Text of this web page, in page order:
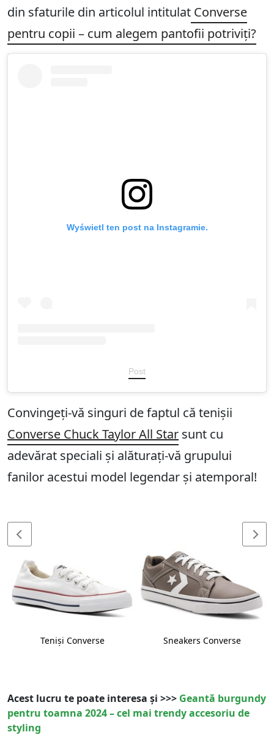
din sfaturile din articolul intitulat Converse
pentru copii – cum alegem pantofii potriviți?
Wyświetl ten post na Instagramie.
Post
Convingeți-vă singuri de faptul că tenișii
Converse Chuck Taylor All Star sunt cu
adevărat speciali și alăturați-vă grupului
fanilor acestui model legendar și atemporal!
Teniși Converse Sneakers Converse
Acest lucru te poate interesa și >>> Geantă burgundy
pentru toamna 2024 – cel mai trendy accesoriu de
styling